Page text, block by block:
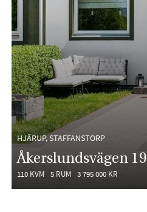
HJÄRUP, STAFFANSTORP
Åkerslundsvägen 19
110 KVM 5 RUM 3 795 000 KR